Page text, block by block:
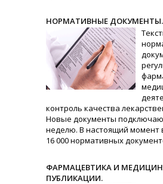
НОРМАТИВНЫЕ ДОКУМЕНТЫ.
контроль качества
Новые документы
неделю. В настоящий момент
16 000 нормативных
ФАРМАЦЕВТИКА И
ПУБЛИКАЦИИ.